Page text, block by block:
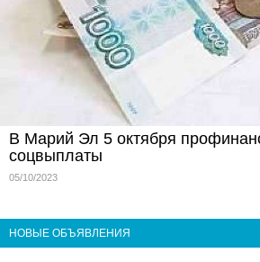
В Марий Эл 5 октября
соцвыплаты
05/10/2023
НОВЫЕ ОБЪЯВЛЕНИЯ